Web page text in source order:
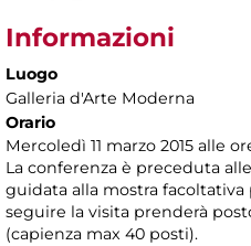
Informazioni
Luogo
Galleria d'Arte Moderna
Orario
Mercoledì 11 marzo 2015 alle
La conferenza è preceduta
guidata alla mostra
seguire la visita prenderà
(capienza max 40 posti).